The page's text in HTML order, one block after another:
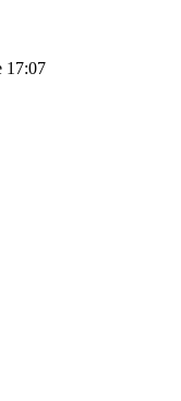
17:07